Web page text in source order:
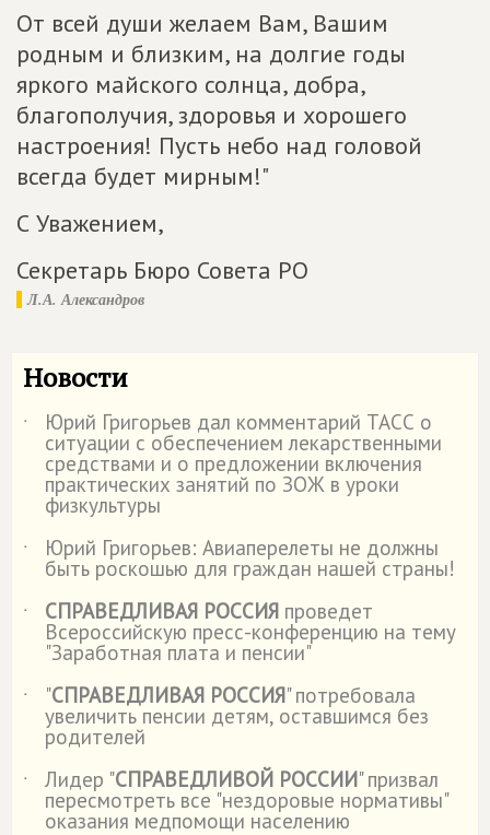
От всей души желаем Вам, Вашим
родным и близким, на долгие годы
яркого майского солнца, добра,
благополучия, здоровья и хорошего
настроения! Пусть небо над головой
всегда будет мирным!"
С Уважением,
Секретарь Бюро Совета РО
Л.А. Александров
Новости
˙ Юрий Григорьев дал комментарий ТАСС о
ситуации с обеспечением лекарственными
средствами и о предложении включения
практических занятий по ЗОЖ в уроки
физкультуры
˙
Юрий Григорьев: Авиаперелеты не должны
быть роскошью для граждан нашей страны!
˙
СПРАВЕДЛИВАЯ РОССИЯ проведет
Всероссийскую пресс-конференцию на тему
"Заработная плата и пенсии"
˙
"СПРАВЕДЛИВАЯ РОССИЯ" потребовала
увеличить пенсии детям, оставшимся без
родителей
˙
Лидер "СПРАВЕДЛИВОЙ РОССИИ" призвал
пересмотреть все "нездоровые нормативы"
оказания медпомощи населению